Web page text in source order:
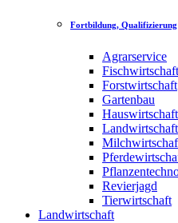
Fortbildung, Qualifizierung
Agrarservice
Fischwirtschaft
Forstwirtschaft
Gartenbau
Hauswirtschaft
Landwirtschaft
Revierjagd
Tierwirtschaft
Landwirtschaft